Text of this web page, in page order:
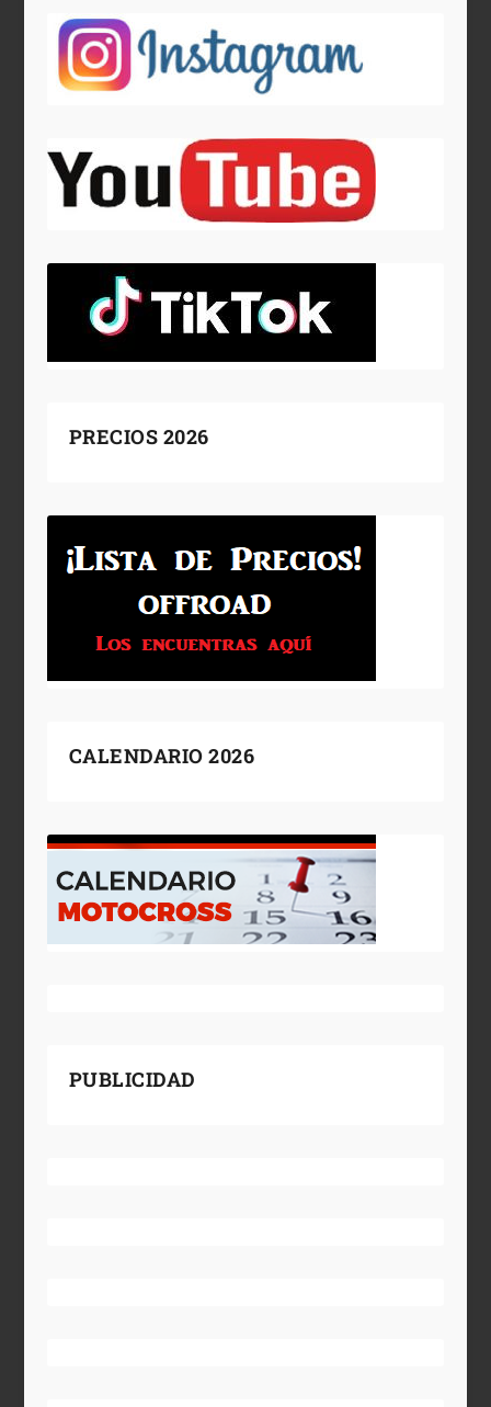
PRECIOS 2026
CALENDARIO 2026
PUBLICIDAD